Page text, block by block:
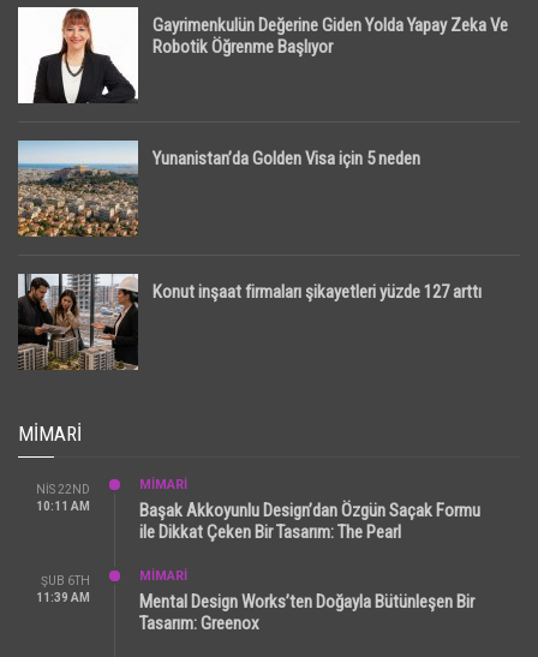
Gayrimenkulün Değerine Giden Yolda Yapay Zeka Ve
Robotik Öğrenme Başlıyor
Yunanistan’da Golden Visa için 5 neden
Konut inşaat firmaları şikayetleri yüzde 127 arttı
MIMARI
NIS 22ND
10:11 AM
MİMARİ
Başak Akkoyunlu Design’dan Özgün Saçak Formu
ile Dikkat Çeken Bir Tasarım: The Pearl
ŞUB 6TH
11:39 AM
MİMARİ
Mental Design Works’ten Doğayla Bütünleşen Bir
Tasarım: Greenox